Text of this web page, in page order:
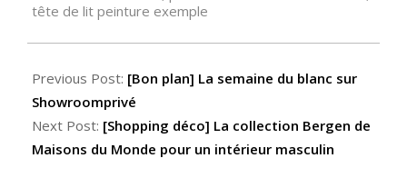
tête de lit peinture exemple
Previous Post: [Bon plan] La semaine du blanc sur
Showroomprivé
Next Post: [Shopping déco] La collection Bergen de
Maisons du Monde pour un intérieur masculin